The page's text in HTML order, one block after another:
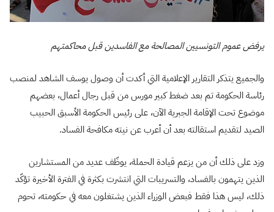
يرفض عموم التونسيين المصالحة مع الفاسدين قبل محاكمتهم
والجميع يتذكر التقارير الإعلامية التي أكدت أن وصول يوسف الشاهد لمنصب
رئاسة الحكومة تم بعد ضغط كبير مورس من قبل رجال أعمال، بعضهم
موضوع تحت الإقامة الجبرية الآن، على رئيس الحكومة الأسبق الحبيب
الصيد لتقديم استقالته بعد أن أعرب عن نيته مكافحة الفساد.
وزد على ذلك أن من يزعم قيادة الحملة، يوظّف عديد من المستشارين
الذين يتهمون بالفساد، والتسريبات التي انتشرت بكثرة في الفترة الأخيرة تؤكّد
ذلك، ليس هذا فقط فبعض الوزراء الذين يشتغلون معه في حكومته، تحوم